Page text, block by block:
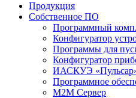
Продукция
Собственное ПО
Программный
Конфигуратор
Программы для
Конфигуратор
ИАСКУЭ
Программное
M2M Сервер